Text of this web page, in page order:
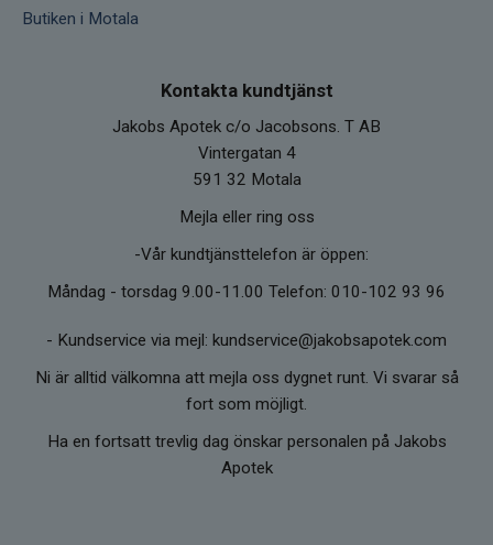
Butiken i Motala
Kontakta kundtjänst
Jakobs Apotek c/o Jacobsons. T AB
Vintergatan 4
591 32 Motala
Mejla eller ring oss
-Vår kundtjänsttelefon är öppen:
Måndag - torsdag 9.00-11.00 Telefon: 010-102 93 96
- Kundservice via mejl: kundservice@jakobsapotek.com
Ni är alltid välkomna att mejla oss dygnet runt. Vi svarar så
fort som möjligt.
Ha en fortsatt trevlig dag önskar personalen på Jakobs
Apotek